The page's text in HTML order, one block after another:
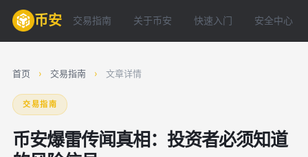
币安 交易指南 关于币安 快速入门 安全中心
首页 › 交易指南 › 文章详情
交易指南
币安爆雷传闻真相：投资者必须知道